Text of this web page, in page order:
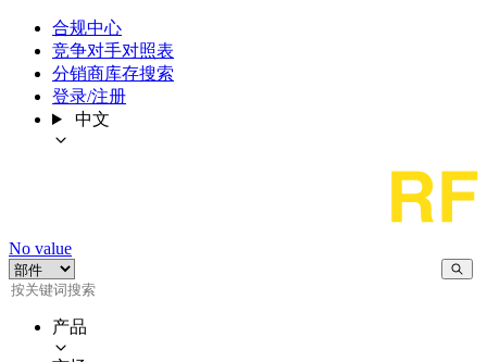
合规中心
竞争对手对照表
分销商库存搜索
登录/注册
中文
No value
产品